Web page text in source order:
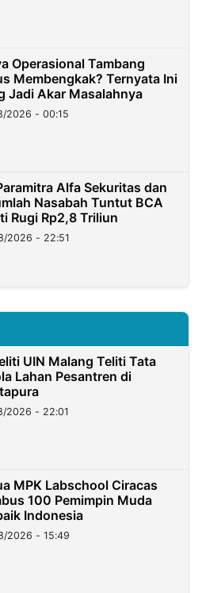
Operasional Tambang
Membengkak? Ternyata Ini
Jadi Akar Masalahnya
2026 - 00:15
Alfa Sekuritas dan
Nasabah Tuntut BCA
Rugi Rp2,8 Triliun
2026 - 22:51
UIN Malang Teliti Tata
Lahan Pesantren di
2026 - 22:01
MPK Labschool Ciracas
100 Pemimpin Muda
Indonesia
2026 - 15:49